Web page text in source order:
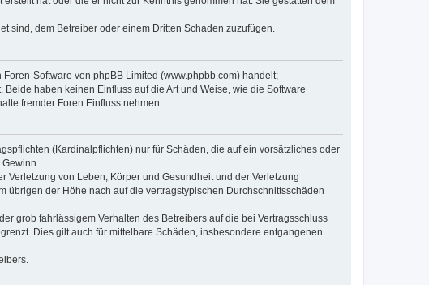
sind, dem Betreiber oder einem Dritten Schaden zuzufügen.
Foren-Software von phpBB Limited (www.phpbb.com) handelt;
haben keinen Einfluss auf die Art und Weise, wie die Software
fremder Foren Einfluss nehmen.
(Kardinalpflichten) nur für Schäden, die auf ein vorsätzliches oder
Gewinn.
von Leben, Körper und Gesundheit und der Verletzung
der Höhe nach auf die vertragstypischen Durchschnittsschäden
grob fahrlässigem Verhalten des Betreibers auf die bei Vertragsschluss
Dies gilt auch für mittelbare Schäden, insbesondere entgangenen